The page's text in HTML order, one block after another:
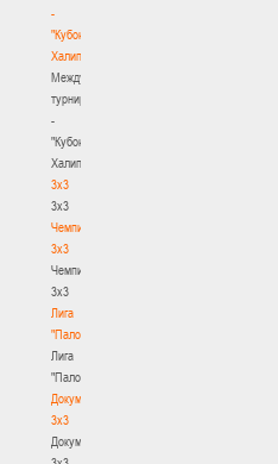
-
"Кубок
Халипского"
Международный
турнир
-
"Кубок
Халипского"
3x3
3x3
Чемпионат
3х3
Чемпионат
3х3
Лига
"Палова"
Лига
"Палова"
Документы
3х3
Документы